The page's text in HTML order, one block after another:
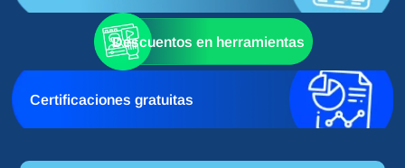
Descuentos en herramientas
Certificaciones gratuitas